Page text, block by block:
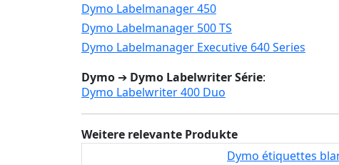
Dymo Labelmanager 450
Dymo Labelmanager 500 TS
Dymo Labelmanager Executive 640 Series
Dymo ➔ Dymo Labelwriter Série:
Dymo Labelwriter 400 Duo
Weitere relevante Produkte
Dymo étiquettes